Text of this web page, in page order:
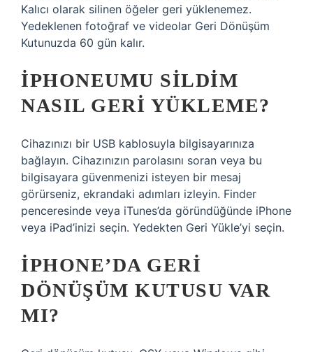
Kalıcı olarak silinen öğeler geri yüklenemez.
Yedeklenen fotoğraf ve videolar Geri Dönüşüm
Kutunuzda 60 gün kalır.
İPHONEUMU SILDIM
NASIL GERI YÜKLEME?
Cihazınızı bir USB kablosuyla bilgisayarınıza
bağlayın. Cihazınızın parolasını soran veya bu
bilgisayara güvenmenizi isteyen bir mesaj
görürseniz, ekrandaki adımları izleyin. Finder
penceresinde veya iTunes’da göründüğünde iPhone
veya iPad’inizi seçin. Yedekten Geri Yükle’yi seçin.
IPHONE’DA GERI
DÖNÜŞÜM KUTUSU VAR
MI?